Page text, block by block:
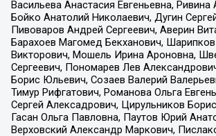
Васильева Анастасия Евгеньевна, Ривина
Бойко Анатолий Николаевич, Дугин
Пивоваров Андрей Сергеевич, Аверин
Барахоев Магомед Бекханович,
Викторович, Мошель Ирина Ароновна,
Сергеевич, Пономарев Лев
Борис Юльевич, Созаев Валерий
Тимур Рифгатович, Романова Ольга
Сергей Алексадрович, Цирульников
Гасан Ольга Павловна, Паутов Юрий
Верховский Александр Маркович,